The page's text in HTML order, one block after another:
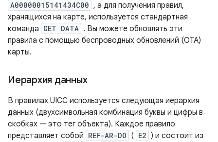
A00000015141434C00 , а для получения правил,
хранящихся на карте, используется стандартная
команда GET DATA . Вы можете обновлять эти
правила с помощью беспроводных обновлений (OTA)
карты.
Иерархия данных
В правилах UICC используется следующая иерархия
данных (двухсимвольная комбинация буквы и цифры в
скобках — это тег объекта). Каждое правило
представляет собой REF-AR-DO ( E2 ) и состоит из